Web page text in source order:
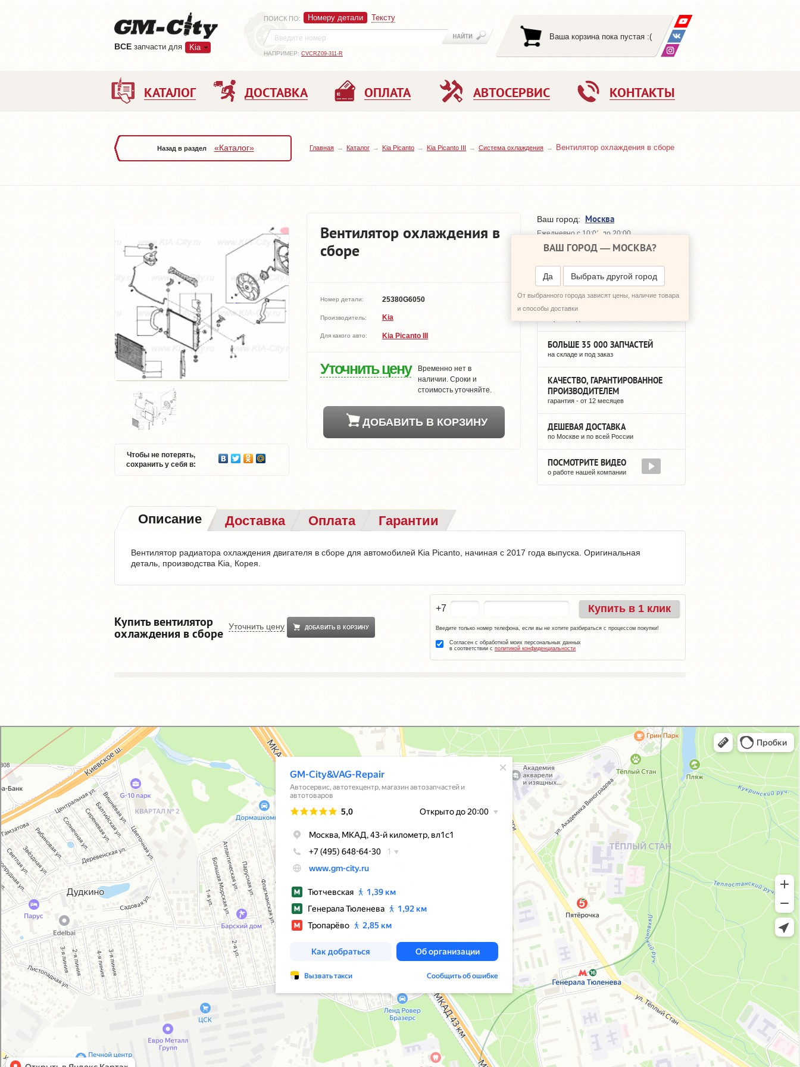
ВCE запчасти для Kia
ПОИСК ПО: Номеру детали Тексту
НАПРИМЕР: CVCRZ09-311-R
Ваша корзина пока пустая :(
КАТАЛОГ ДОСТАВКА ОПЛАТА АВТОСЕРВИС КОНТАКТЫ
Назад в раздел «Каталог» Главная Каталог Kia Picanto Kia Picanto III Система охлаждения Вентилятор охлаждения в сборе
Вентилятор охлаждения в
сборе
Чтобы не потерять,
сохранить у себя в:
Номер детали: 25380G6050
Производитель: Kia
Для какого авто: Kia Picanto III
Уточнить цену
Временно нет в
наличии. Сроки и
стоимость уточняйте.
ДОБАВИТЬ В КОРЗИНУ
Ваш город: Москва
ВАШ ГОРОД — МОСКВА?
Да Выбрать другой город
От выбранного города зависят цены, наличие товара
и способы доставки
ПЕРЕЗВОНИТЬ МНЕ
Ежедневно с 10:00 до 20:00
+7 (495) 648-64-30
БОЛЬШЕ 7 ЛЕТ НА РЫНКЕ
БОЛЬШЕ 35 000 ЗАПЧАСТЕЙ
на складе и под заказ
КАЧЕСТВО, ГАРАНТИРОВАННОЕ
ПРОИЗВОДИТЕЛЕМ
гарантия - от 12 месяцев
ДЕШЕВАЯ ДОСТАВКА
по Москве и по всей России
ПОСМОТРИТЕ ВИДЕО
о работе нашей компании
Описание Доставка Оплата Гарантии
Вентилятор радиатора охлаждения двигателя в сборе для автомобилей Kia Picanto, начиная с 2017 года выпуска. Оригинальная
деталь, производства Kia, Корея.
Купить вентилятор
охлаждения в сборе Уточнить цену ДОБАВИТЬ В КОРЗИНУ
+7 Купить в 1 клик
Введите только номер телефона, если вы не хотите разбираться с процессом покупки!
Согласен с обработкой моих персональных данных
в соответствии с политикой конфиденциальности
GM-City&VAG-Repair
Автосервис, автотехцентр в Москве
Магазин автозапчастей и автотоваров в Москве